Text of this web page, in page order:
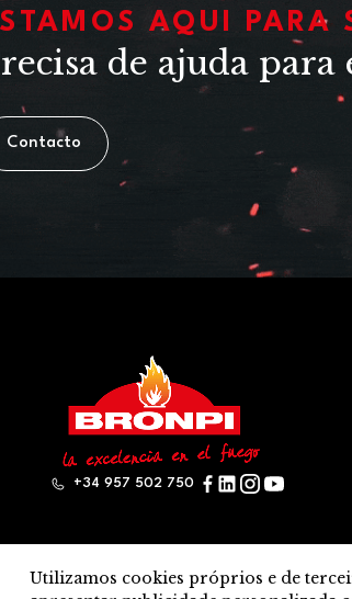
AQUI PARA
de ajuda para
Contacto
+34 957 502 750
Utilizamos cookies próprios e de